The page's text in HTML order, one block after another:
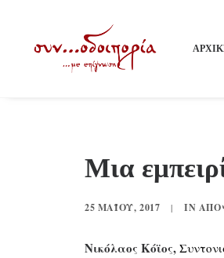
Μια
25 ΜΑΪ́ΟΥ, 2017 | IN
Νικόλαος Κόϊος,